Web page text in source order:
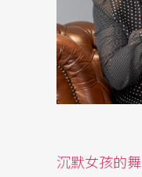
沉默女孩的